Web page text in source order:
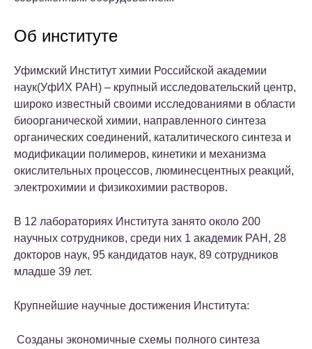
Об институте
Уфимский Институт химии Российской академии
наук(УфИХ РАН) – крупный исследовательский центр,
широко известный своими исследованиями в области
биоорганической химии, направленного синтеза
органических соединений, каталитического синтеза и
модификации полимеров, кинетики и механизма
окислительных процессов, люминесцентных реакций,
электрохимии и физикохимии растворов.
В 12 лабораториях Института занято около 200
научных сотрудников, среди них 1 академик РАН, 28
докторов наук, 95 кандидатов наук, 89 сотрудников
младше 39 лет.
Крупнейшие научные достижения Института:
Созданы экономичные схемы полного синтеза